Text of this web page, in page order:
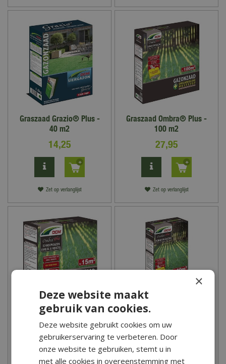
Graszaad Grazio® Plus -
40 m2
14,25
Zet op verlanglijst
Graszaad Ombra® Plus -
100 m2
27,95
Zet op verlanglijst
Graszaad Ombra® Plus -
15 m2
7,75
Graszaad Ombra® Plus -
40 m2
13,25
×
Deze website maakt
gebruik van cookies.
Deze website gebruikt cookies om uw
gebruikerservaring te verbeteren. Door
onze website te gebruiken, stemt u in
met alle cookies in overeenstemming met